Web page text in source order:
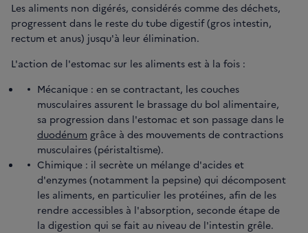
Les aliments non digérés, considérés comme des déchets,
progressent dans le reste du tube digestif (gros intestin,
rectum et anus) jusqu'à leur élimination.
L'action de l'estomac sur les aliments est à la fois :
Mécanique : en se contractant, les couches
musculaires assurent le brassage du bol alimentaire,
sa progression dans l'estomac et son passage dans le
duodénum grâce à des mouvements de contractions
musculaires (péristaltisme).
Chimique : il secrète un mélange d'acides et
d'enzymes (notamment la pepsine) qui décomposent
les aliments, en particulier les protéines, afin de les
rendre accessibles à l'absorption, seconde étape de
la digestion qui se fait au niveau de l'intestin grêle.